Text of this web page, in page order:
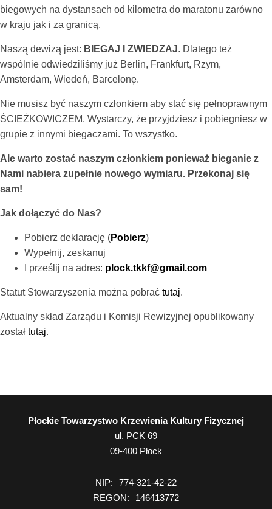
biegowych na dystansach od kilometra do maratonu zarówno
w kraju jak i za granicą.
Naszą dewizą jest: BIEGAJ I ZWIEDZAJ. Dlatego też
wspólnie odwiedziliśmy już Berlin, Frankfurt, Rzym,
Amsterdam, Wiedeń, Barcelonę.
Nie musisz być naszym członkiem aby stać się pełnoprawnym
ŚCIEŻKOWICZEM. Wystarczy, że przyjdziesz i pobiegniesz w
grupie z innymi biegaczami. To wszystko.
Ale warto zostać naszym członkiem ponieważ bieganie z
Nami nabiera zupełnie nowego wymiaru. Przekonaj się
sam!
Jak dołączyć do Nas?
Pobierz deklarację (Pobierz)
Wypełnij, zeskanuj
I prześlij na adres: plock.tkkf@gmail.com
Statut Stowarzyszenia można pobrać tutaj.
Aktualny skład Zarządu i Komisji Rewizyjnej opublikowany
został tutaj.
Płockie Towarzystwo Krzewienia Kultury Fizycznej
ul. PCK 69
09-400 Płock
NIP
774-321-42-22
REGON
146413772